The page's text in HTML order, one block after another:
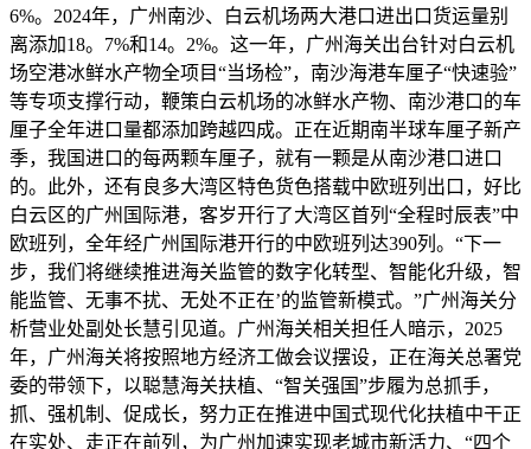
6%。2024年，广州南沙、白云机场两大港口进出口货运量别
离添加18。7%和14。2%。这一年，广州海关出台针对白云机
场空港冰鲜水产物全项目“当场检”，南沙海港车厘子“快速验”
等专项支撑行动，鞭策白云机场的冰鲜水产物、南沙港口的车
厘子全年进口量都添加跨越四成。正在近期南半球车厘子新产
季，我国进口的每两颗车厘子，就有一颗是从南沙港口进口
的。此外，还有良多大湾区特色货色搭载中欧班列出口，好比
白云区的广州国际港，客岁开行了大湾区首列“全程时辰表”中
欧班列，全年经广州国际港开行的中欧班列达390列。“下一
步，我们将继续推进海关监管的数字化转型、智能化升级，智
能监管、无事不扰、无处不正在’的监管新模式。”广州海关分
析营业处副处长慧引见道。广州海关相关担任人暗示，2025
年，广州海关将按照地方经济工做会议摆设，正在海关总署党
委的带领下，以聪慧海关扶植、“智关强国”步履为总抓手，
抓、强机制、促成长，努力正在推进中国式现代化扶植中干正
在实处、走正在前列，为广州加速实现老城市新活力、“四个